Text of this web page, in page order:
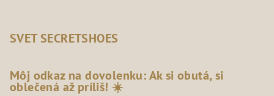
SVET SECRETSHOES
Môj odkaz na dovolenku: Ak si obutá, si
oblečená až príliš! ☀️